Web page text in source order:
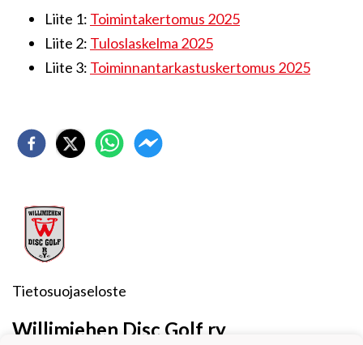
Liite 1: Toimintakertomus 2025
Liite 2: Tuloslaskelma 2025
Liite 3: Toiminnantarkastuskertomus 2025
Tietosuojaseloste
Willimiehen Disc Golf ry